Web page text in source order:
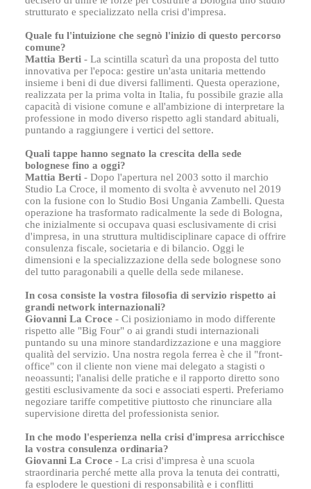
strutturato e specializzato nella crisi d'impresa.
Quale fu l'intuizione che segnò l'inizio di questo percorso
comune?
Mattia Berti - La scintilla scaturì da una proposta del tutto
innovativa per l'epoca: gestire un'asta unitaria mettendo
insieme i beni di due diversi fallimenti. Questa operazione,
realizzata per la prima volta in Italia, fu possibile grazie alla
capacità di visione comune e all'ambizione di interpretare la
professione in modo diverso rispetto agli standard abituali,
puntando a raggiungere i vertici del settore.
Quali tappe hanno segnato la crescita della sede
bolognese fino a oggi?
Mattia Berti - Dopo l'apertura nel 2003 sotto il marchio
Studio La Croce, il momento di svolta è avvenuto nel 2019
con la fusione con lo Studio Bosi Ungania Zambelli. Questa
operazione ha trasformato radicalmente la sede di Bologna,
che inizialmente si occupava quasi esclusivamente di crisi
d'impresa, in una struttura multidisciplinare capace di offrire
consulenza fiscale, societaria e di bilancio. Oggi le
dimensioni e la specializzazione della sede bolognese sono
del tutto paragonabili a quelle della sede milanese.
In cosa consiste la vostra filosofia di servizio rispetto ai
grandi network internazionali?
Giovanni La Croce - Ci posizioniamo in modo differente
rispetto alle "Big Four" o ai grandi studi internazionali
puntando su una minore standardizzazione e una maggiore
qualità del servizio. Una nostra regola ferrea è che il "front-
office" con il cliente non viene mai delegato a stagisti o
neoassunti; l'analisi delle pratiche e il rapporto diretto sono
gestiti esclusivamente da soci e associati esperti. Preferiamo
negoziare tariffe competitive piuttosto che rinunciare alla
supervisione diretta del professionista senior.
In che modo l'esperienza nella crisi d'impresa arricchisce
la vostra consulenza ordinaria?
Giovanni La Croce - La crisi d'impresa è una scuola
straordinaria perché mette alla prova la tenuta dei contratti,
fa esplodere le questioni di responsabilità e i conflitti